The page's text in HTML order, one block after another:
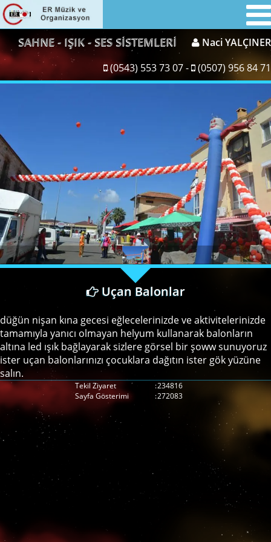
SAHNE - IŞIK - SES SİSTEMLERİ
Naci YALÇINER
(0543) 553 73 07 -
(0507) 956 84 71
Uçan Balonlar
düğün nişan kına gecesi eğlecelerinizde ve aktivitelerinizde
tamamıyla yanıcı olmayan helyum kullanarak balonların
altına led ışık bağlayarak sizlere görsel bir şoww sunuyoruz
ister uçan balonlarınızı çocuklara dağıtın ister gök yüzüne
salın.
Tekil Ziyaret :234816
Sayfa Gösterimi
:272083